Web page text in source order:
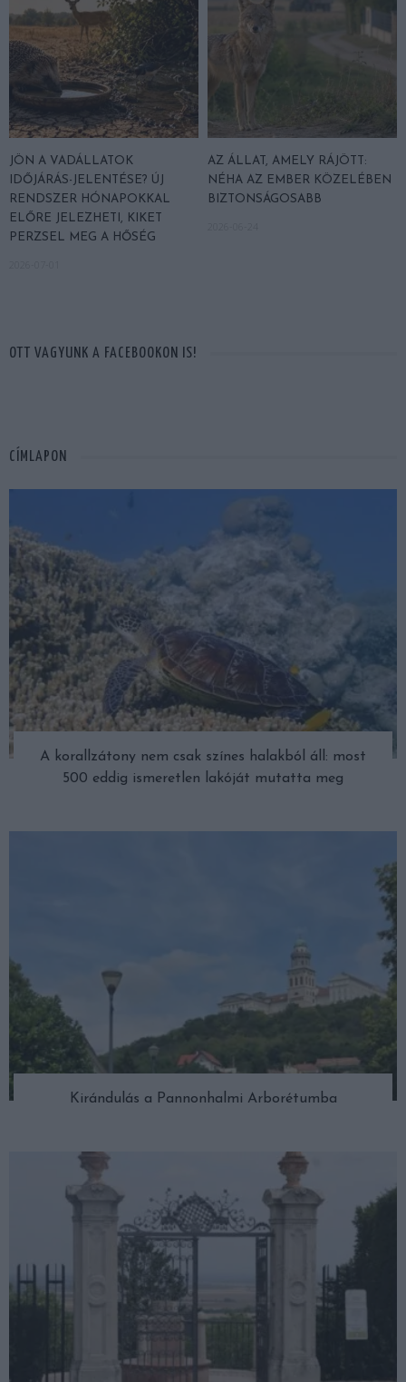
JÖN A VADÁLLATOK
IDŐJÁRÁS-JELENTÉSE? ÚJ
RENDSZER HÓNAPOKKAL
ELŐRE JELEZHETI, KIKET
PERZSEL MEG A HŐSÉG
AZ ÁLLAT, AMELY RÁJÖTT:
NÉHA AZ EMBER KÖZELÉBEN
BIZTONSÁGOSABB
OTT VAGYUNK A FACEBOOKON IS!
CÍMLAPON
A korallzátony nem csak színes halakból áll: most
500 eddig ismeretlen lakóját mutatta meg
Kirándulás a Pannonhalmi Arborétumba